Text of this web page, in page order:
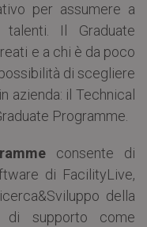
per assumere a
talenti. Il Graduate
e a chi è da poco
di scegliere
azienda: il Technical
Programme.
consente di
di FacilityLive,
della
di supporto come